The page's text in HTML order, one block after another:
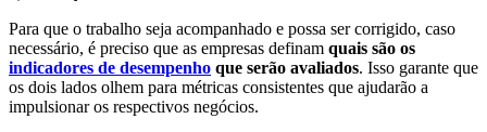
Para que o trabalho seja acompanhado e possa ser corrigido, caso
necessário, é preciso que as empresas definam quais são os
indicadores de desempenho que serão avaliados. Isso garante que
os dois lados olhem para métricas consistentes que ajudarão a
impulsionar os respectivos negócios.